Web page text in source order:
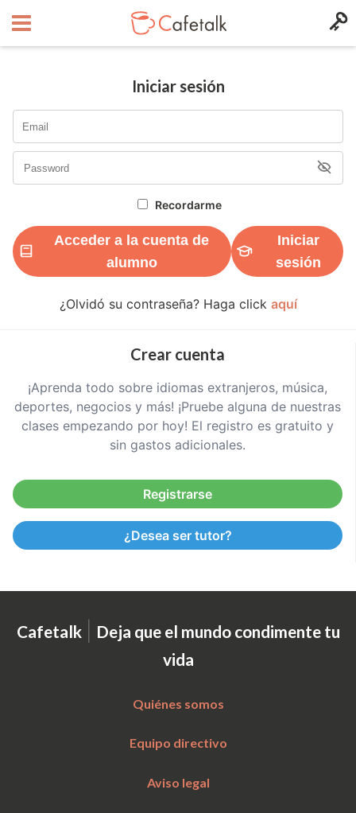
Crear cuenta
¡Aprenda todo sobre idiomas extranjeros, música,
deportes, negocios y más! ¡Pruebe alguna de nuestras
clases empezando por hoy! El registro es gratuito y
sin gastos adicionales.
Registrarse
¿Desea ser tutor?
Iniciar sesión
Recordarme
Acceder a la cuenta de
alumno
Iniciar
sesión
¿Olvidó su contraseña? Haga click aquí
Cafetalk | Deja que el mundo condimente tu
vida
Quiénes somos
Equipo directivo
Aviso legal